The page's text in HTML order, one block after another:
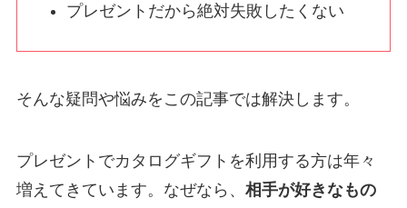
プレゼントだから絶対失敗したくない
そんな疑問や悩みをこの記事では解決します。
プレゼントでカタログギフトを利用する方は年々
増えてきています。なぜなら、 相手が好きなもの